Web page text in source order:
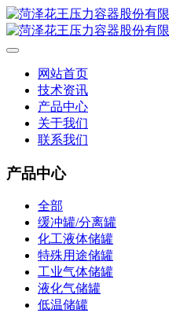
网站首页
技术资讯
产品中心
关于我们
联系我们
产品中心
全部
缓冲罐/分离罐
化工液体储罐
特殊用途储罐
工业气体储罐
液化气储罐
低温储罐